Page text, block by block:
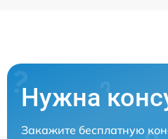
Нужна
Закажите бесплатную